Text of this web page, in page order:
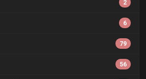
2
6
79
56